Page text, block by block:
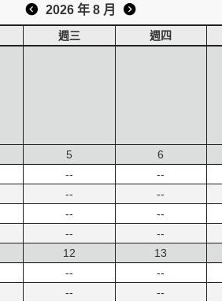
2026 年 8 月
週三 週四
5
--
--
--
--
6
--
--
--
--
12
--
--
13
--
--